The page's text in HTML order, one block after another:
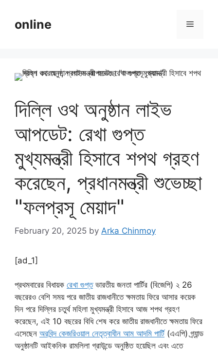
contentonline Menu
দিল্লি ওথ অনুষ্ঠান লাইভ
আপডেট: রেখা গুপ্ত
মুখ্যমন্ত্রী হিসাবে শপথ গ্রহণ
করেছেন, প্রধানমন্ত্রী শুভেচ্ছা
"ফলপ্রসূ মেয়াদ"
February 20, 2025 by Arka Chinmoy
[ad_1]
প্রথমবারের বিধায়ক রেখা গুপ্তভারতীয় জনতা পার্টির (বিজেপি) ২ 26
বছরেরও বেশি সময় পরে জাতীয় রাজধানীতে ক্ষমতায় ফিরে আসার কয়েক
দিন পরে দিল্লির চতুর্থ মহিলা মুখ্যমন্ত্রী হিসাবে আজ শপথ গ্রহণ
করেছেন, এই 10 বছরের বিধি শেষ করে জাতীয় রাজধানীতে ক্ষমতায় ফিরে
এসেছেন অরবিন্দ কেজরিওয়াল নেতৃত্বাধীন আম আদমি পার্টি(এএপি) গ্র্যান্ড
অনুষ্ঠানটি আইকনিক রামলিলা গ্রাউন্ডে অনুষ্ঠিত হয়েছিল এবং এতে